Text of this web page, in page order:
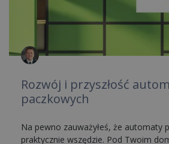
Rozwój i przyszłość
paczkowych
Na pewno zauważyłeś, że automaty
praktycznie wszędzie. Pod Twoim